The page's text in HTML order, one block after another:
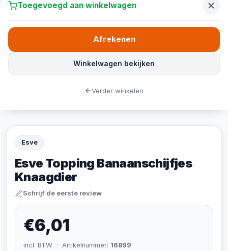
Esve
Esve Topping Banaanschijfjes
Knaagdier
Schrijf de eerste review
€6,01
incl. BTW · Artikelnummer: 16899
Toegevoegd aan winkelwagen
Winkelwagen bekijken
Afrekenen
Verder winkelen